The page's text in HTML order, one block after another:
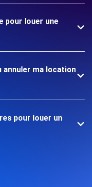
pour louer une
annuler ma location
pour louer un